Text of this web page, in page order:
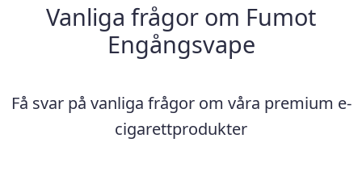
Vanliga frågor om Fumot
Engångsvape
Få svar på vanliga frågor om våra premium e-
cigarettprodukter